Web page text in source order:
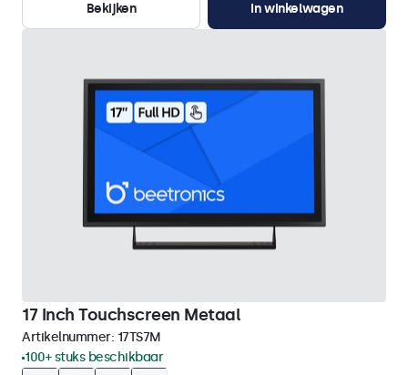
Bekijken
In winkelwagen
17 Inch Touchscreen Metaal
Artikelnummer: 17TS7M
100+ stuks beschikbaar